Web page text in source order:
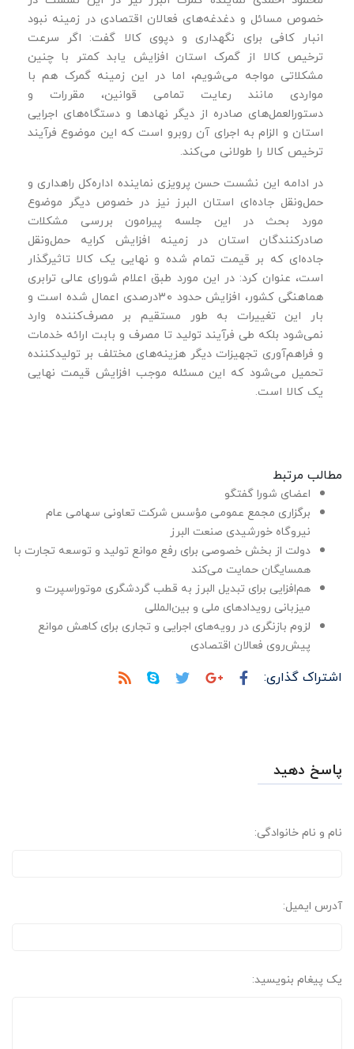
خصوص مسائل و دغدغه‌های فعالان اقتصادی در زمینه نبود
انبار کافی برای نگهداری و دپوی کالا گفت: اگر سرعت
ترخیص کالا از گمرک استان افزایش یابد کمتر با چنین
مشکلاتی مواجه می‌شویم، اما در این زمینه گمرک هم با
مواردی مانند رعایت تمامی قوانین، مقررات و
دستورالعمل‌های صادره از دیگر نهادها و دستگاه‌های اجرایی
استان و الزام به اجرای آن روبرو است که این موضوع فرآیند
ترخیص کالا را طولانی می‌کند.
در ادامه این نشست حسن پرویزی نماینده اداره‌کل راهداری و
حمل‌ونقل جاده‌ای استان البرز نیز در خصوص دیگر موضوع
مورد بحث در این جلسه پیرامون بررسی مشکلات
صادرکنندگان استان در زمینه افزایش کرایه حمل‌و‌نقل
جاده‌ای که بر قیمت تمام شده و نهایی یک کالا تاثیرگذار
است، عنوان کرد: در این مورد طبق اعلام شورای عالی ترابری
هماهنگی کشور، افزایش حدود ۳۰‌درصدی اعمال شده است و
بار این تغییرات به‌ طور مستقیم بر مصرف‌کننده وارد
نمی‌شود بلکه طی فرآیند تولید تا مصرف و بابت ارائه خدمات
و فراهم‌آوری تجهیزات دیگر هزینه‌های مختلف بر تولیدکننده
تحمیل می‌شود که این مسئله موجب افزایش قیمت نهایی
یک کالا است.
مطالب مرتبط
اعضای شورا گفتگو
برگزاری مجمع عمومی مؤسس شرکت تعاونی سهامی عام
نیروگاه خورشیدی صنعت البرز
دولت از بخش خصوصی برای رفع موانع تولید و توسعه تجارت با
همسایگان حمایت می‌کند
هم‌افزایی برای تبدیل البرز به قطب گردشگری موتوراسپرت و
میزبانی رویدادهای ملی و بین‌المللی
لزوم بازنگری در رویه‌های اجرایی و تجاری برای کاهش موانع
پیش‌روی فعالان اقتصادی
اشتراک گذاری:
پاسخ دهید
نام و نام خانوادگی:
آدرس ایمیل:
یک پیغام بنویسید: